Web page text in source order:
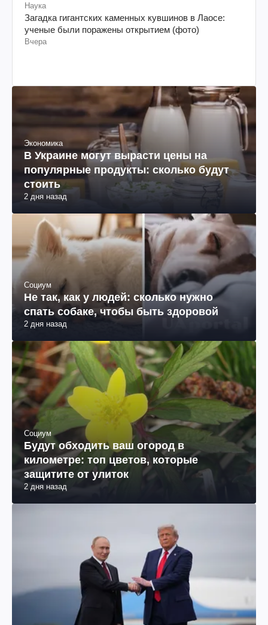
Наука
Загадка гигантских каменных кувшинов в Лаосе:
ученые были поражены открытием (фото)
Вчера
Экономика
В Украине могут вырасти цены на
популярные продукты: сколько будут
стоить
2 дня назад
Социум
Не так, как у людей: сколько нужно
спать собаке, чтобы быть здоровой
2 дня назад
Социум
Будут обходить ваш огород в
километре: топ цветов, которые
защитите от улиток
2 дня назад